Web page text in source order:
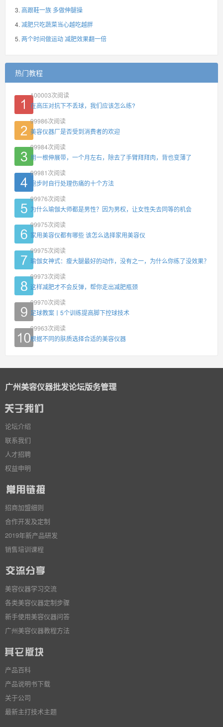
高跟鞋一族 多做伸腿操
减肥只吃蔬菜当心越吃越胖
两个时间做运动 减肥效果翻一倍
热门教程
100003次阅读
在高压对抗下不丢球，我们应该怎么练?
99986次阅读
美容仪器厂是否受到消费者的欢迎
99984次阅读
用一根伸展带，一个月左右，除去了手臂拜拜肉，背也变薄了
99981 次阅读
跑步时自行处理伤痛的十个方法
99976次阅读
为什么瑜伽大师都是男性？因为男权，让女性失去同等的机会
99975次阅读
家用美容仪都有哪些 该怎么选择家用美容仪
99975次阅读
瑜伽女神式：瘦大腿最好的动作，没有之一，为什么你练了没效果？
99973次阅读
这样减肥才不会反弹，帮你走出减肥瓶颈
99970次阅读
足球教案丨5个训练提高脚下控球技术
99963次阅读
根据不同的肤质选择合适的美容仪器
广州美容仪器批发论坛版务管理
论坛介绍
联系我们
人才招聘
权益申明
招商加盟细则
合作开发及定制
2019年新产品研发
销售培训课程
美容仪器学习交流
各类美容仪器定制步骤
新手使用美容仪器问答
广州美容仪器教程方法
产品百科
产品说明书下载
关于公司
最新主打技术主题